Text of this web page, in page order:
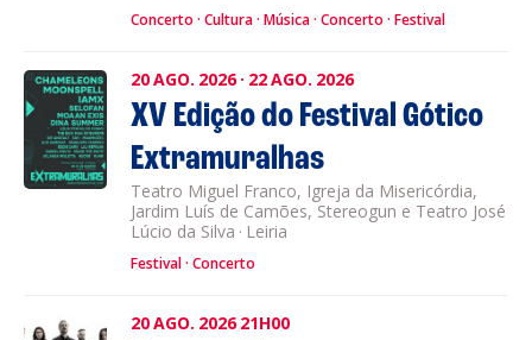
Concerto Cultura Música Concerto Festival
20AGO. 2026 · 22AGO. 2026
XV Edição do Festival Gótico
Extramuralhas
Teatro Miguel Franco, Igreja da Misericórdia,
Jardim Luís de Camões, Stereogun e Teatro José
Lúcio da Silva · Leiria
Festival Concerto
20AGO. 2026 21H00